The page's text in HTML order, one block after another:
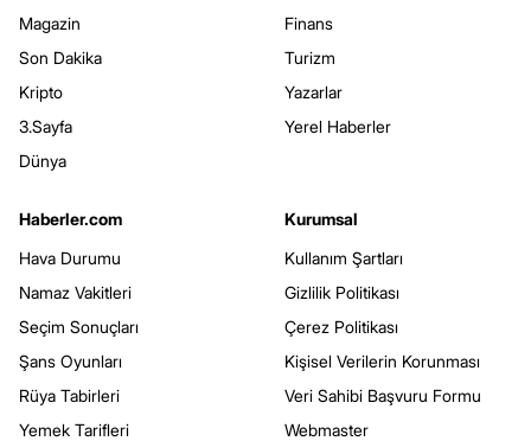
Magazin
Son Dakika
Kripto
3.Sayfa
Dünya
Finans
Turizm
Yazarlar
Yerel Haberler
Haberler.com
Hava Durumu
Namaz Vakitleri
Seçim Sonuçları
Şans Oyunları
Rüya Tabirleri
Yemek Tarifleri
Kurumsal
Kullanım Şartları
Gizlilik Politikası
Çerez Politikası
Kişisel Verilerin Korunması
Veri Sahibi Başvuru Formu
Webmaster